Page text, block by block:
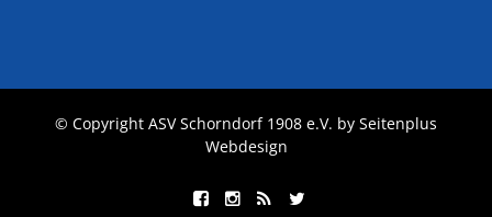
© Copyright ASV Schorndorf 1908 e.V. by Seitenplus
Webdesign